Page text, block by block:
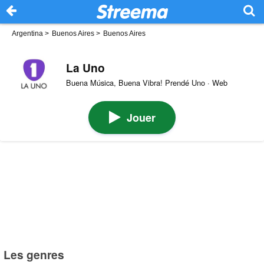
Argentina > Buenos Aires > Buenos Aires
La Uno
Buena Música, Buena Vibra! Prendé Uno · Web
Jouer
Les genres